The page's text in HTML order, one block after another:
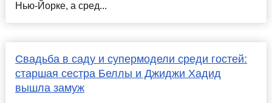
Нью-Йорке, а сред...
Свадьба в саду и супермодели среди гостей:
старшая сестра Беллы и Джиджи Хадид
вышла замуж